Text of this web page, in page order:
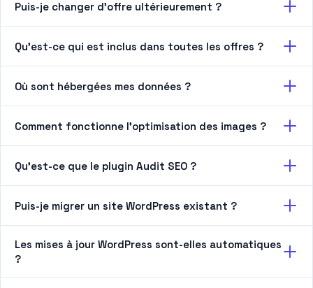
Puis-je changer d'offre ultérieurement ?
Qu'est-ce qui est inclus dans toutes les offres ?
Où sont hébergées mes données ?
Comment fonctionne l'optimisation des images ?
Qu'est-ce que le plugin Audit SEO ?
Puis-je migrer un site WordPress existant ?
Les mises à jour WordPress sont-elles automatiques
?